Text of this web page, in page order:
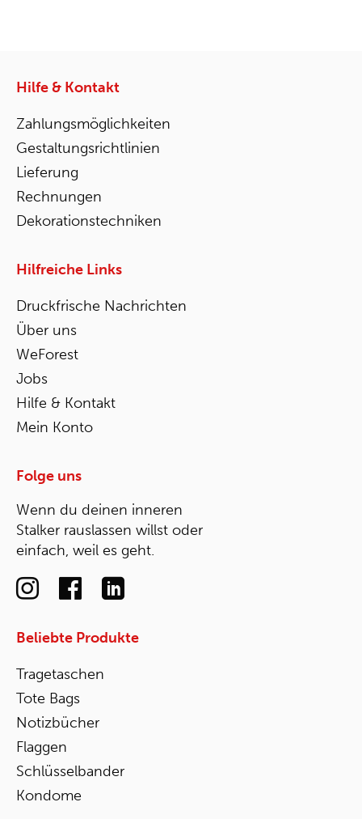
Hilfe & Kontakt
Zahlungsmöglichkeiten
Gestaltungsrichtlinien
Lieferung
Rechnungen
Dekorationstechniken
Hilfreiche Links
Druckfrische Nachrichten
Über uns
WeForest
Jobs
Hilfe & Kontakt
Mein Konto
Folge uns
Wenn du deinen inneren
Stalker rauslassen willst oder
einfach, weil es geht.
Beliebte Produkte
Tragetaschen
Tote Bags
Notizbücher
Flaggen
Schlüsselbander
Kondome